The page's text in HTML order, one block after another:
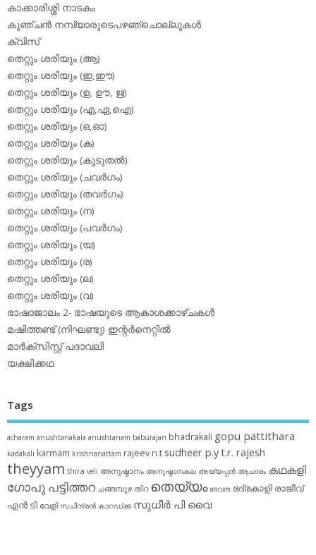
കാക്കാരിശ്ശി നാടകം
കുഞ്ചന്‍ നമ്പ്യാരുടെപഴഞ്ചൊല്ലുകള്‍
ക്വിസ്
തെറ്റും ശരിയും (ആ)
തെറ്റും ശരിയും (ഇ,ഈ)
തെറ്റും ശരിയും (ഉ, ഊ, ഋ)
തെറ്റും ശരിയും (എ,ഏ,ഐ)
തെറ്റും ശരിയും (ഒ,ഓ)
തെറ്റും ശരിയും (ക)
തെറ്റും ശരിയും (കൂടുതല്‍)
തെറ്റും ശരിയും (ചവര്‍ഗം)
തെറ്റും ശരിയും (തവര്‍ഗം)
തെറ്റും ശരിയും (ന)
തെറ്റും ശരിയും (പവര്‍ഗം)
തെറ്റും ശരിയും (യ)
തെറ്റും ശരിയും (ര)
തെറ്റും ശരിയും (ല)
തെറ്റും ശരിയും (വ)
ഭാഷാജാലം 2- ഭാഷയുടെ ആകാശക്കാഴ്ചകള്‍
മഷിത്തണ്ട് (നിഘണ്ടു) ഇന്റര്‍നെറ്റില്‍
മാര്‍ക്‌സിസ്റ്റ് പദാവലി
യക്ഷിക്കഥ
Tags
acharam anushtanakala anushtanam baburajan bhadrakali gopu pattithara
kadakali karmam krishnanattam rajeev n.t sudheer p.yt.r. rajesh
theyyam thira veli അനുഷ്ഠാനം അനുഷ്ഠാനകല അയ്യപ്പന്‍ ആചാരം കഥകളി
ഗോപു പട്ടിത്തറ ചങ്ങമ്പുഴ തിറ തെയ്യം ദേവത ഭദ്രകാളി രാജീവ്
എൻ ടി വേളി സചീന്ദ്രന്‍ കാറഡ്ക്ക സുധീര്‍ പി വൈ